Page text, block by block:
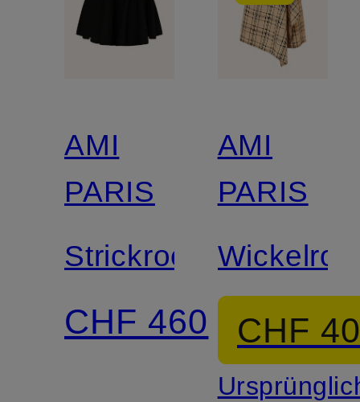
AMI
PARIS
Strickrock
CHF 460
AMI
PARIS
CHF